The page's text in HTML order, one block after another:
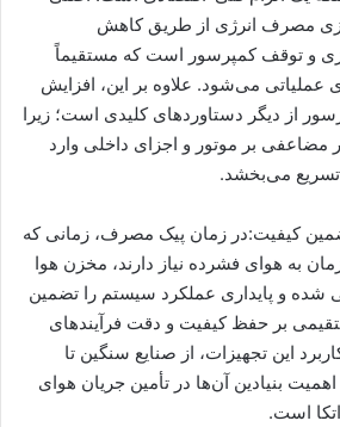
مصرف انرژی از طریق کاهش
و توقف کمپرسور است که مستقیماً
عملیاتی می‌شود. علاوه بر این، افزایش
از دیگر دستاوردهای کلیدی است؛ زیرا
بر موتور و اجزای داخلی وارد
تسریع می‌بخشد.
کیفیت:در زمان پیک مصرف، زمانی که
به هوای فشرده نیاز دارند، مخزن هوا
شده و پایداری عملکرد سیستم را تضمین
بر حفظ کیفیت و دقت فرآیندهای
این تجهیزات، از صنایع سنگین تا
بنیادین آن‌ها در تأمین جریان هوای
است.